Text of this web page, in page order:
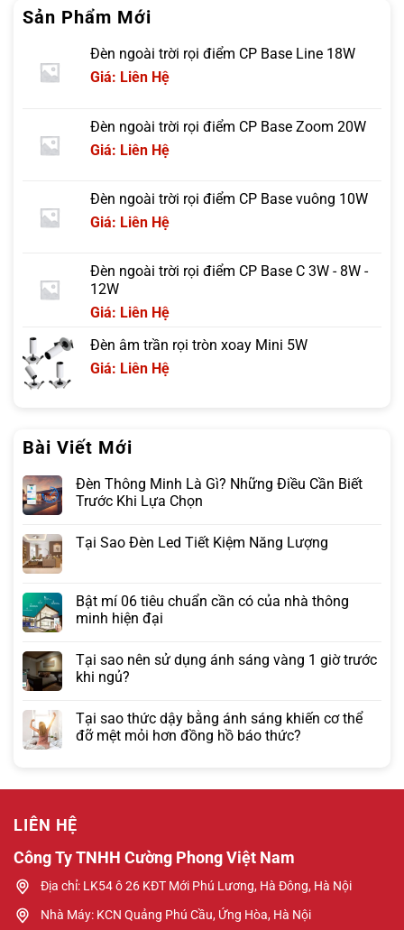
Sản Phẩm Mới
Đèn ngoài trời rọi điểm CP Base Line 18W
Giá: Liên Hệ
Đèn ngoài trời rọi điểm CP Base Zoom 20W
Giá: Liên Hệ
Đèn ngoài trời rọi điểm CP Base vuông 10W
Giá: Liên Hệ
Đèn ngoài trời rọi điểm CP Base C 3W - 8W -
12W
Giá: Liên Hệ
Đèn âm trần rọi tròn xoay Mini 5W
Giá: Liên Hệ
Bài Viết Mới
Đèn Thông Minh Là Gì? Những Điều Cần Biết
Trước Khi Lựa Chọn
Tại Sao Đèn Led Tiết Kiệm Năng Lượng
Bật mí 06 tiêu chuẩn cần có của nhà thông
minh hiện đại
Tại sao nên sử dụng ánh sáng vàng 1 giờ trước
khi ngủ?
Tại sao thức dậy bằng ánh sáng khiến cơ thể
đỡ mệt mỏi hơn đồng hồ báo thức?
LIÊN HỆ
Công Ty TNHH Cường Phong Việt Nam
Địa chỉ: LK54 ô 26 KĐT Mới Phú Lương, Hà Đông, Hà Nội
Nhà Máy: KCN Quảng Phú Cầu, Ứng Hòa, Hà Nội